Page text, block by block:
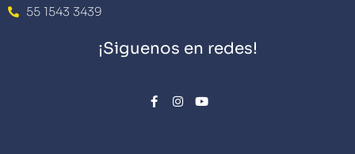
55 1543 3439
¡Siguenos en redes!
F
a
I
n
Y
o